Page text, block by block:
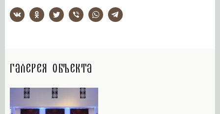
Галерея объекта